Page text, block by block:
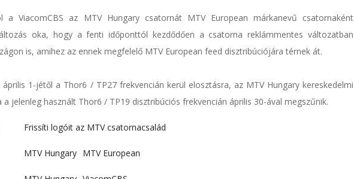
a ViacomCBS az MTV Hungary csatornát MTV European márkanevű csatornaként
oka, hogy a fenti időponttól kezdődően a csatorna reklámmentes változatban
is, amihez az ennek megfelelő MTV European feed disztribúciójára térnek át.
1-jétől a Thor6 / TP27 frekvencián kerül elosztásra, az MTV Hungary kereskedelmi
jelenleg használt Thor6 / TP19 disztribúciós frekvencián április 30-ával megszűnik.
Frissíti logóit az MTV csatornacsalád
MTV Hungary MTV European